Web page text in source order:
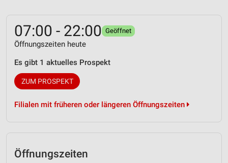
07:00 - 22:00 Geöffnet
Öffnungszeiten heute
Es gibt 1 aktuelles Prospekt
ZUM PROSPEKT
Filialen mit früheren oder längeren Öffnungszeiten
Öffnungszeiten